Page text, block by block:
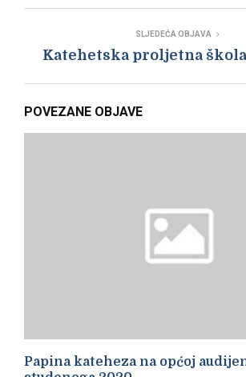
SLJEDEĆA OBJAVA
Katehetska proljetna
POVEZANE OBJAVE
Papina kateheza na općoj